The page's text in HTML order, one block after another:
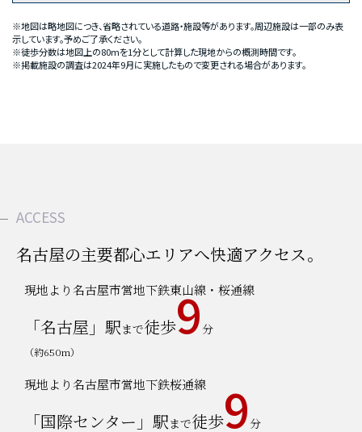
※地図は略地図につき、省略されている道路・施設等があります。周辺施設は一部のみ表
示しています。予めご了承ください。
※徒歩分数は地図上の80mを1分として計算した現地からの概測時間です。
※掲載施設の調査は2024年9月に実施したもので変更される場合があります。
ACCESS
名古屋の主要都心エリアへ快適アクセス。
現地より名古屋市営地下鉄東山線・桜通線
「名古屋」駅まで徒歩9分
（約650m）
現地より名古屋市営地下鉄桜通線
「国際センター」駅まで徒歩9分